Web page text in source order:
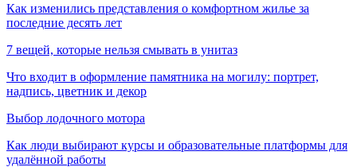
Как изменились представления о комфортном жилье за
последние десять лет
7 вещей, которые нельзя смывать в унитаз
Что входит в оформление памятника на могилу: портрет,
надпись, цветник и декор
Выбор лодочного мотора
Как люди выбирают курсы и образовательные платформы для
удалённой работы